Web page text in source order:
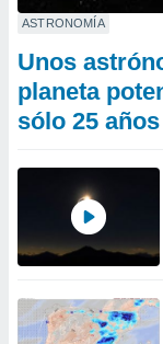
ASTRONOMÍA
Unos
planeta
sólo 25